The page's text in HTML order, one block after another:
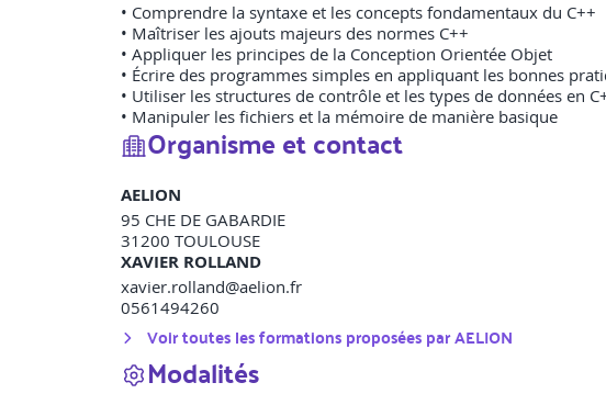
• Comprendre la syntaxe et les concepts fondamentaux du C++
• Maîtriser les ajouts majeurs des normes C++
• Appliquer les principes de la Conception Orientée Objet
• Écrire des programmes simples en appliquant les bonnes
• Utiliser les structures de contrôle et les types de données en
• Manipuler les fichiers et la mémoire de manière basique
Organisme et contact
AELION
95 CHE DE GABARDIE
31200 TOULOUSE
XAVIER ROLLAND
xavier.rolland@aelion.fr
0561494260
Voir toutes les formations proposées parAELION
Modalités